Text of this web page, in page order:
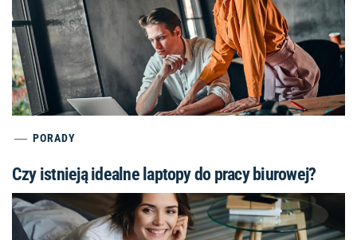
PORADY
Czy istnieją idealne laptopy do pracy biurowej?